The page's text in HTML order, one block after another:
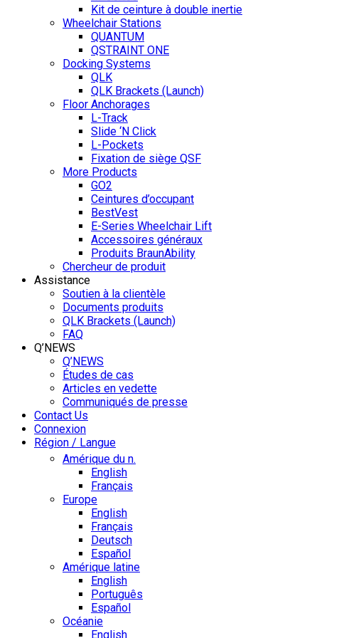
Kit de ceinture à double inertie
Wheelchair Stations
QUANTUM
QSTRAINT ONE
Docking Systems
QLK
QLK Brackets (Launch)
Floor Anchorages
L-Track
Slide ‘N Click
L-Pockets
Fixation de siège QSF
More Products
GO2
Ceintures d’occupant
BestVest
E-Series Wheelchair Lift
Accessoires généraux
Produits BraunAbility
Chercheur de produit
Assistance
Soutien à la clientèle
Documents produits
QLK Brackets (Launch)
FAQ
Q’NEWS
Q’NEWS
Études de cas
Articles en vedette
Communiqués de presse
Contact Us
Connexion
Région / Langue
Amérique du n.
English
Français
Europe
English
Français
Deutsch
Español
Amérique latine
English
Português
Español
Océanie
English